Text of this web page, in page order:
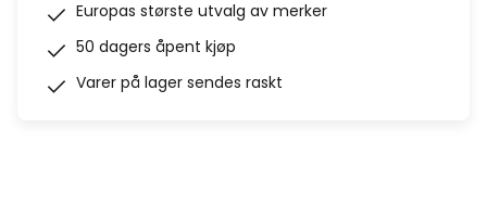
Europas største utvalg av merker
50 dagers åpent kjøp
Varer på lager sendes raskt